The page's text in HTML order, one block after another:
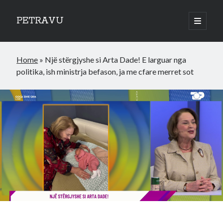
PETRAVU
open
primary
Sidebar
Bank
Credit Cards
World
Home » Një stërgjyshe si Arta Dade! E larguar nga
politika, ish ministrja befason, ja me cfare merret sot